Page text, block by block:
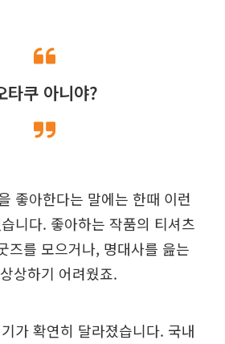
타쿠 아니야?
좋아한다는 말에는 한때 이런
니다. 좋아하는 작품의 티셔츠
즈를 모으거나, 명대사를 읊는
상하기 어려웠죠.
가 확연히 달라졌습니다. 국내